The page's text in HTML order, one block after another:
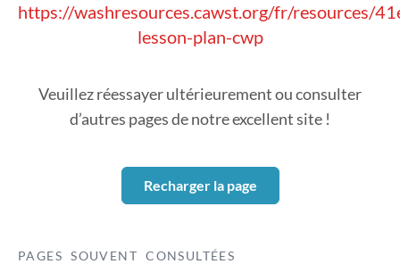
https://washresources.cawst.org/fr/resources/
lesson-plan-cwp
Veuillez réessayer ultérieurement ou consulter
d’autres pages de notre excellent site !
Recharger la page
PAGES SOUVENT CONSULTÉES